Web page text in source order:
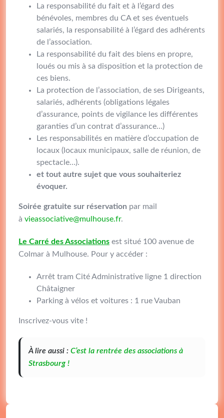
La responsabilité du fait et à l’égard des
bénévoles, membres du CA et ses éventuels
salariés, la responsabilité à l’égard des adhérents
de l’association.
La responsabilité du fait des biens en propre,
loués ou mis à sa disposition et la protection de
ces biens.
La protection de l’association, de ses Dirigeants,
salariés, adhérents (obligations légales
d’assurance, points de vigilance les différentes
garanties d’un contrat d’assurance…)
Les responsabilités en matière d’occupation de
locaux (locaux municipaux, salle de réunion, de
spectacle…).
et tout autre sujet que vous souhaiteriez
évoquer.
Soirée gratuite sur réservation par mail
à vieassociative@mulhouse.fr.
Le Carré des Associations est situé 100 avenue de
Colmar à Mulhouse. Pour y accéder :
Arrêt tram Cité Administrative ligne 1 direction
Châtaigner
Parking à vélos et voitures : 1 rue Vauban
Inscrivez-vous vite !
À lire aussi : C’est la rentrée des associations à
Strasbourg !